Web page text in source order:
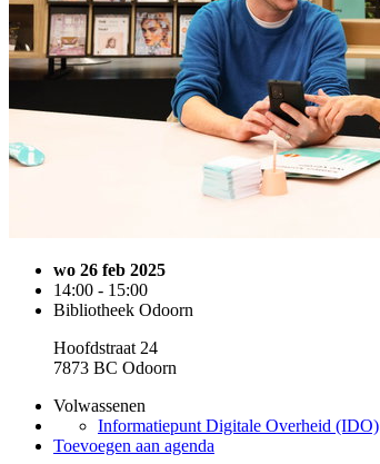
wo 26 feb 2025
14:00 - 15:00
Bibliotheek Odoorn
Hoofdstraat 24
7873 BC Odoorn
Volwassenen
Informatiepunt Digitale Overheid (IDO)
Toevoegen aan agenda